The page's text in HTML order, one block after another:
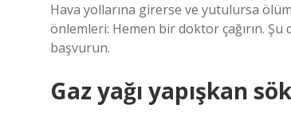
Hava yollarına girerse ve yutulursa
önlemleri: Hemen bir doktor çağırın.
başvurun.
Gaz yağı yapışkan